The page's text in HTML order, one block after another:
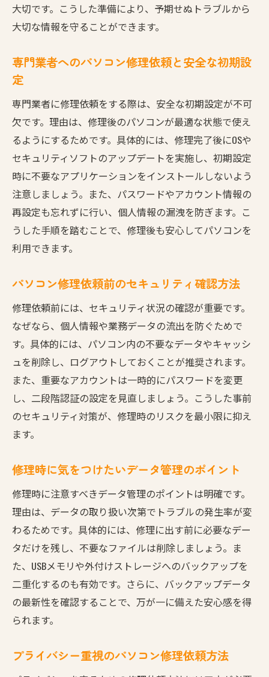
大切です。こうした準備により、予期せぬトラブルから
大切な情報を守ることができます。
専門業者へのパソコン修理依頼と安全な初期設
定
専門業者に修理依頼をする際は、安全な初期設定が不可
欠です。理由は、修理後のパソコンが最適な状態で使え
るようにするためです。具体的には、修理完了後にOSや
セキュリティソフトのアップデートを実施し、初期設定
時に不要なアプリケーションをインストールしないよう
注意しましょう。また、パスワードやアカウント情報の
再設定も忘れずに行い、個人情報の漏洩を防ぎます。こ
うした手順を踏むことで、修理後も安心してパソコンを
利用できます。
パソコン修理依頼前のセキュリティ確認方法
修理依頼前には、セキュリティ状況の確認が重要です。
なぜなら、個人情報や業務データの流出を防ぐためで
す。具体的には、パソコン内の不要なデータやキャッシ
ュを削除し、ログアウトしておくことが推奨されます。
また、重要なアカウントは一時的にパスワードを変更
し、二段階認証の設定を見直しましょう。こうした事前
のセキュリティ対策が、修理時のリスクを最小限に抑え
ます。
修理時に気をつけたいデータ管理のポイント
修理時に注意すべきデータ管理のポイントは明確です。
理由は、データの取り扱い次第でトラブルの発生率が変
わるためです。具体的には、修理に出す前に必要なデー
タだけを残し、不要なファイルは削除しましょう。ま
た、USBメモリや外付けストレージへのバックアップを
二重化するのも有効です。さらに、バックアップデータ
の最新性を確認することで、万が一に備えた安心感を得
られます。
プライバシー重視のパソコン修理依頼方法